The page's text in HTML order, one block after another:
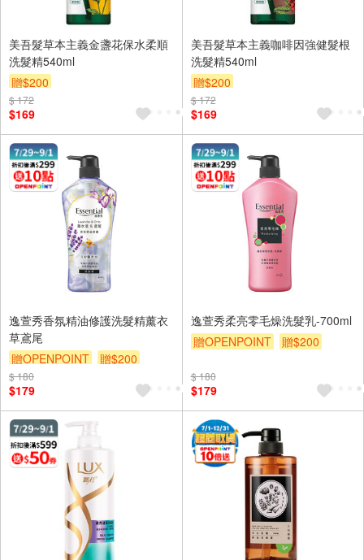
美吾髮草本主義金盞花保水柔順
洗髮精540ml
贈$200
$ 172
$169
美吾髮草本主義咖啡因強健髮根
洗髮精540ml
贈$200
$ 172
$169
逸萱秀香氛精油修護洗髮精薰衣
草鳶尾
贈OPENPOINT
贈$200
$ 180
$179
逸萱秀柔亮零毛燥洗髮乳-700ml
贈OPENPOINT
贈$200
$ 180
$179